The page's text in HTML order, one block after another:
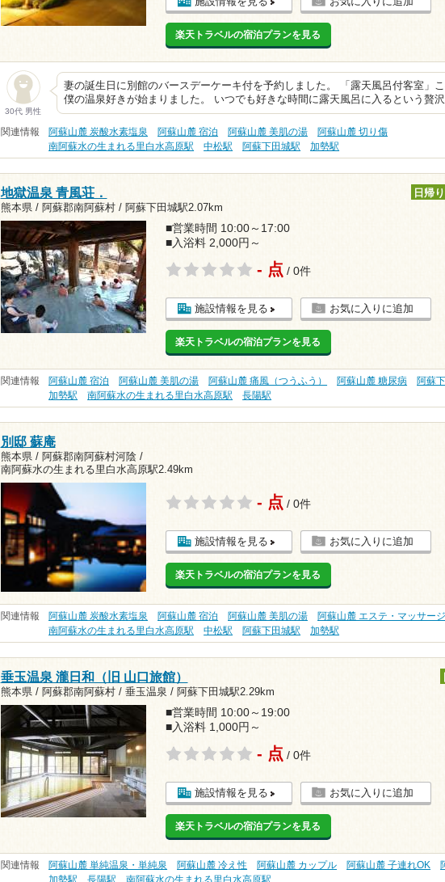
楽天トラベルの宿泊プランを見る
30代 男性
妻の誕生日に別館のバースデーケーキ付を予約しました。 「露天風呂付客室」
僕の温泉好きが始まりました。 いつでも好きな時間に露天風呂に入るという贅
関連情報 阿蘇山麓 炭酸水素塩泉 阿蘇山麓 宿泊 阿蘇山麓 美肌の湯
阿蘇山麓 切り傷
南阿蘇水の生まれる里白水高原駅
中松駅 阿蘇下田城駅 加勢駅
地獄温泉 青風荘．
熊本県 / 阿蘇郡南阿蘇村 / 阿蘇下田城駅2.07km
日帰り
■営業時間 10:00～17:00
■入浴料 2,000円～
- 点 / 0件
施設情報を見る お気に入りに追加
楽天トラベルの宿泊プランを見る
関連情報 阿蘇山麓 宿泊 阿蘇山麓 美肌の湯 阿蘇山麓 痛風（つうふう） 阿蘇山麓 糖尿病
阿蘇
加勢駅
南阿蘇水の生まれる里白水高原駅 長陽駅
別邸 蘇庵
熊本県 / 阿蘇郡南阿蘇村河陰 /
南阿蘇水の生まれる里白水高原駅2.49km
- 点 / 0件
施設情報を見る お気に入りに追加
楽天トラベルの宿泊プランを見る
関連情報 阿蘇山麓 炭酸水素塩泉 阿蘇山麓 宿泊 阿蘇山麓 美肌の湯
阿蘇山麓 エステ・マッサージ
南阿蘇水の生まれる里白水高原駅
中松駅 阿蘇下田城駅 加勢駅
垂玉温泉 瀧日和（旧 山口旅館）
熊本県 / 阿蘇郡南阿蘇村 / 垂玉温泉 / 阿蘇下田城駅2.29km
■営業時間 10:00～19:00
■入浴料 1,000円～
- 点 / 0件
施設情報を見る お気に入りに追加
楽天トラベルの宿泊プランを見る
関連情報 阿蘇山麓 単純温泉・単純泉 阿蘇山麓 冷え性 阿蘇山麓 カップル 阿蘇山麓 子連れOK
加勢駅
長陽駅 南阿蘇水の生まれる里白水高原駅